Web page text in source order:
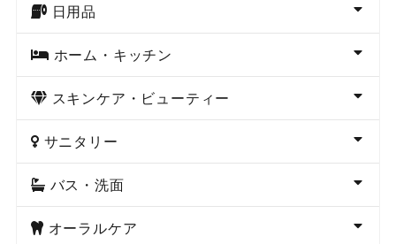
日用品
ホーム・キッチン
スキンケア・ビューティー
サニタリー
バス・洗面
オーラルケア